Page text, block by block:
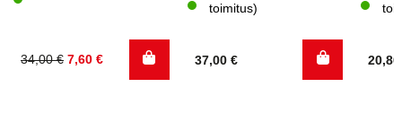
34,00€
Alkuperäinen
7,60 €
Nykyinen
toimitus)
37,00 €